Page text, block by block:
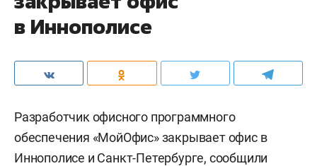
в Иннополисе
Разработчик офисного программного
обеспечения «МойОфис» закрывает офис в
Иннополисе и Санкт-Петербурге, сообщили